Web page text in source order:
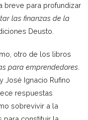
breve para profundizar
las finanzas de la
Deusto.
otro de los libros
para emprendedores
José Ignacio Rufino
respuestas
sobrevivir a la